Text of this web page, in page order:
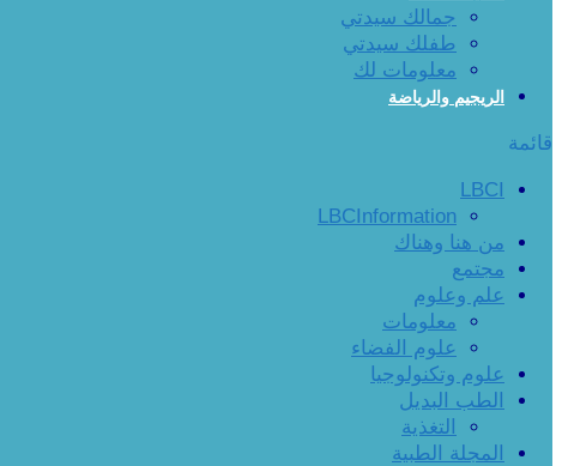
جمالك سيدتي
طفلك سيدتي
معلومات لك
الريجيم والرياضة
قائمة
LBCI
LBCInformation
من هنا وهناك
مجتمع
علم وعلوم
معلومات
علوم الفضاء
علوم وتكنولوجيا
الطب البديل
التغذية
المجلة الطبية